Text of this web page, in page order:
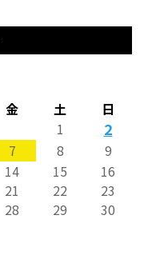
金 土 日
1 2
7 8
9
14 15
16
21 22
23
28 29
30